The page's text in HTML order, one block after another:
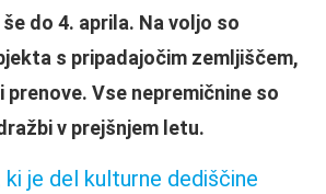
do 4. aprila. Na voljo so
s pripadajočim zemljiščem,
prenove. Vse nepremičnine so
v prejšnjem letu.
je del kulturne dediščine